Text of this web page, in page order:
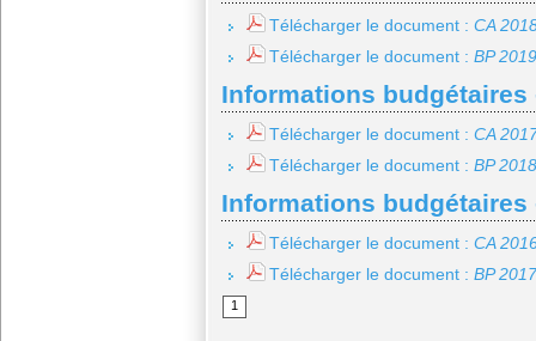
Télécharger le document : CA
Télécharger le document : BP 2019
Informations budgétaires
Télécharger le document : CA
Télécharger le document : BP 2018
Informations budgétaires
Télécharger le document : CA
Télécharger le document : BP 2017
1